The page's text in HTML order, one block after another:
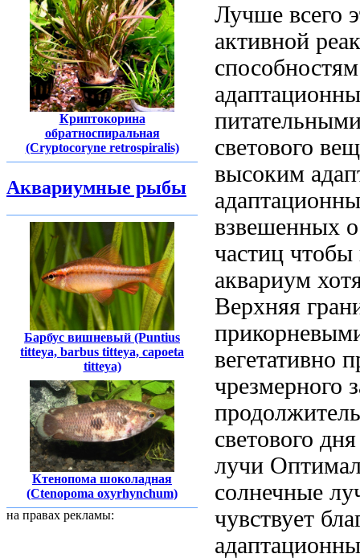
Криптокорина
обратноспиральная
(Cryptocoryne retrospiralis)
Аквариумные рыбы
Барбус вишневый (Puntius
titteya, barbus titteya, capoeta
titteya)
Ктенопома шоколадная
(Ctenopoma oxyrhynchum)
на правах рекламы:
Лучше всего
активной
светового
высоким
взвешенных
частиц
аквариум
Верхняя
вегетативно
чрезмерного
светового
лучи
солнечные
чувствует